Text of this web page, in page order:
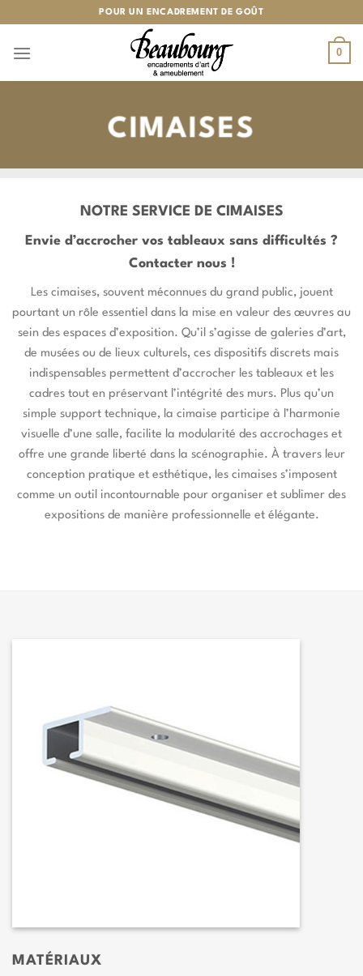
contenu
POUR UN ENCADREMENT DE GOÛT
0
CIMAISES
NOTRE SERVICE DE CIMAISES
Envie d’accrocher vos tableaux sans difficultés ?
Contacter nous !
Les cimaises, souvent méconnues du grand public, jouent
pourtant un rôle essentiel dans la mise en valeur des œuvres au
sein des espaces d’exposition. Qu’il s’agisse de galeries d’art,
de musées ou de lieux culturels, ces dispositifs discrets mais
indispensables permettent d’accrocher les tableaux et les
cadres tout en préservant l’intégrité des murs. Plus qu’un
simple support technique, la cimaise participe à l’harmonie
visuelle d’une salle, facilite la modularité des accrochages et
offre une grande liberté dans la scénographie. À travers leur
conception pratique et esthétique, les cimaises s’imposent
comme un outil incontournable pour organiser et sublimer des
expositions de manière professionnelle et élégante.
MATÉRIAUX